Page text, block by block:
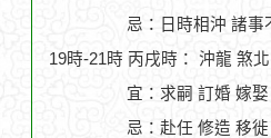
忌：日時相沖 諸事
19時-21時 丙戌時： 沖龍 煞
宜：求嗣 訂婚 嫁
忌：赴任 修造 移